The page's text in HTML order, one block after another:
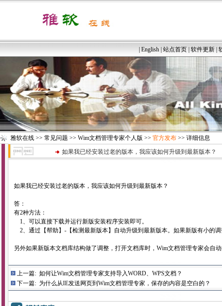
English 站点首页 软件更新
雅软在线 >> 常见问题 >> Wim文档管理专家个人版 >> 官方发布 >> 详细信息
如果我已经安装过老的版本，我应该如何升级到最新版本？
如果我已经安装过老的版本，我应该如何升级到最新版本？
答：
有2种方法：
1、可以直接下载并运行新版安装程序安装即可。
2、通过【帮助】-【检测最新版本】自动升级到最新版本。如果新版有小的
另外如果新版本文档库结构做了调整，打开文档库时，Wim文档管理专家会自
上一篇: 如何让Wim文档管理专家支持导入WORD、WPS文档？
下一篇: 为什么从IE发送网页到Wim文档管理专家，保存的内容是空白的？